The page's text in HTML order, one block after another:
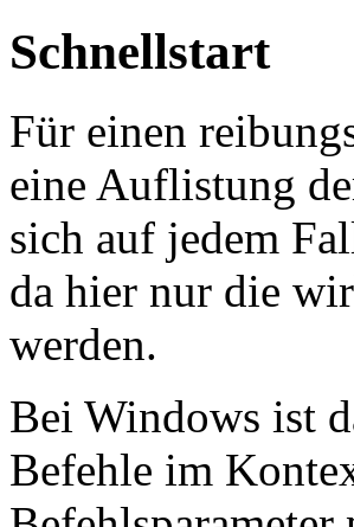
Schnellstart
Für einen
eine Auflistung
sich auf jedem
da hier nur die
werden.
Bei Windows ist
Befehle im